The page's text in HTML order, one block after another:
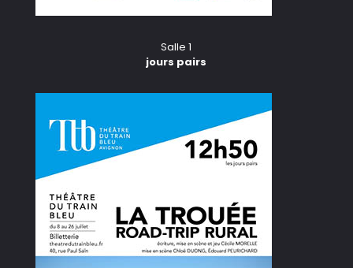
Salle 1
jours pairs